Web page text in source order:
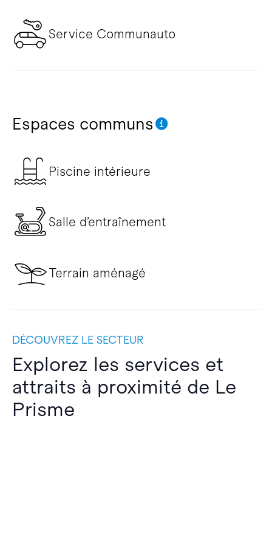
Service Communauto
Espaces communs
Piscine intérieure
Salle d’entraînement
Terrain aménagé
DÉCOUVREZ LE SECTEUR
Explorez les services et
attraits à proximité de Le
Prisme